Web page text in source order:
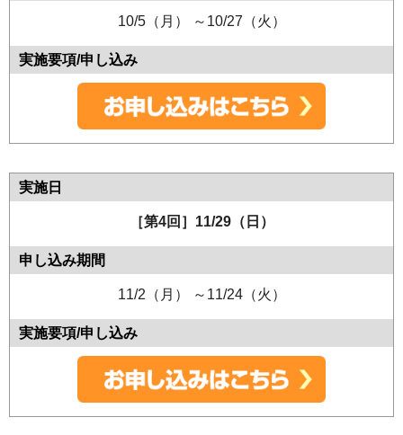
10/5（月） ～10/27（火）
［第4回］11/29（日）
11/2（月） ～11/24（火）